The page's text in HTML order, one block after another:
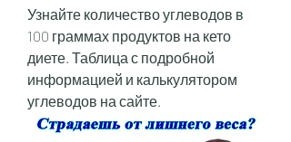
Узнайте количество углеводов в
100 граммах продуктов на кето
диете. Таблица с подробной
информацией и калькулятором
углеводов на сайте.